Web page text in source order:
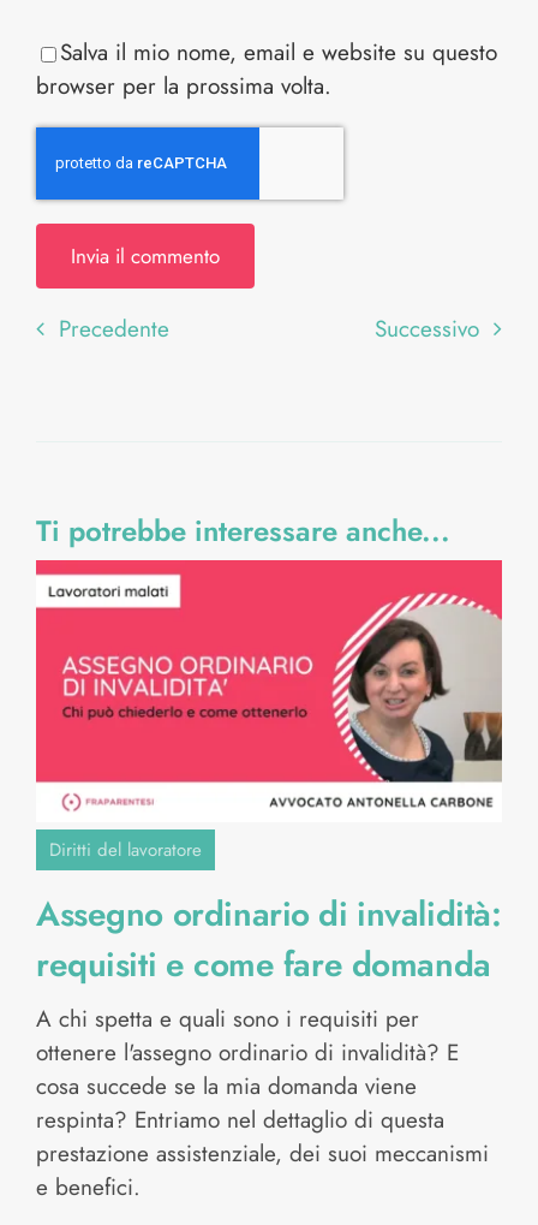
Salva il mio nome, email e website su questo
browser per la prossima volta.
Precedente Successivo
Ti potrebbe interessare anche...
Diritti del lavoratore
Assegno ordinario di invalidità:
requisiti e come fare domanda
A chi spetta e quali sono i requisiti per
ottenere l'assegno ordinario di invalidità? E
cosa succede se la mia domanda viene
respinta? Entriamo nel dettaglio di questa
prestazione assistenziale, dei suoi meccanismi
e benefici.